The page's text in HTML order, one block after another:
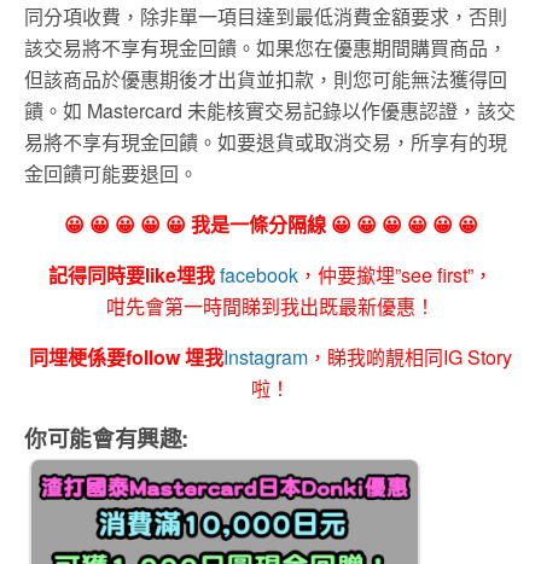
同分項收費，除非單一項目達到最低消費金額要求，否則
該交易將不享有現金回饋。如果您在優惠期間購買商品，
但該商品於優惠期後才出貨並扣款，則您可能無法獲得回
饋。如 Mastercard 未能核實交易記錄以作優惠認證，該交
易將不享有現金回饋。如要退貨或取消交易，所享有的現
金回饋可能要退回。
😀 😀 😀 😀 😀 我是一條分隔線 😀 😀 😀 😀 😀 😀
記得同時要like埋我facebook ，仲要撳埋”see first”，
咁先會第一時間睇到我出既最新優惠！
同埋梗係要follow 埋我Instagram ，睇我啲靚相同IG Story
啦！
你可能會有興趣: